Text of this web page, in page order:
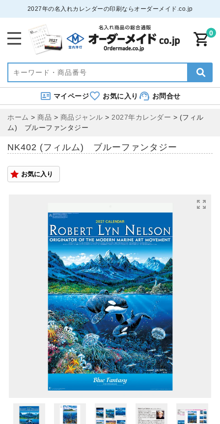
2027年の名入れカレンダーの印刷ならオーダーメイド.co.jp
0
マイページ お気に入り お問合せ
ホーム > 商品 > 商品ジャンル > 2027年カレンダー > (フィル
ム) ブルーファンタジー
NK402 (フィルム) ブルーファンタジー
お気に入り